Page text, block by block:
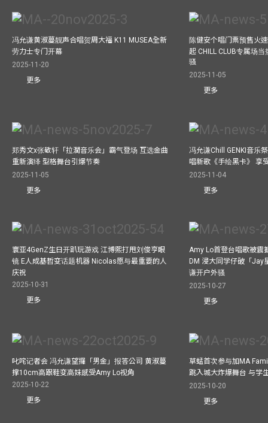
冯允谦黄淑蔓靓声合唱贺周大福 K11 MUSEA全新
劳力士专门开幕
2025-11-20
更多
陈健安个唱门票预售火
起 CHILL CLUB专属场
骚
2025-11-05
更多
郑秀文x张敬轩「拉濶音乐会」霸气登场 互选金曲
重新演绎 型格舞台引爆节奏
2025-11-05
更多
冯允谦Chill GENKI音乐
唱新歌《手绘黑卡》 享
2025-11-04
更多
寰亚4GenZ生日开趴玩游戏 江博熙打甩刘俊亨眼
镜 E人成基哲变话题机器 Nicolas愿与最重要的人
庆祝
2025-10-31
更多
Amy Lo首登台唱歌被震
DM 浸大同学仔破「Jay
谦开户外骚
2025-10-27
更多
叱咤记者会 冯允谦望攞「男金」报答公司 黄淑蔓
撑10cm高跟鞋变高妹感受Amy Lo视角
2025-10-22
更多
草蜢首次参与加MA
跳入城大炸爆舞台 与学
2025-10-20
更多